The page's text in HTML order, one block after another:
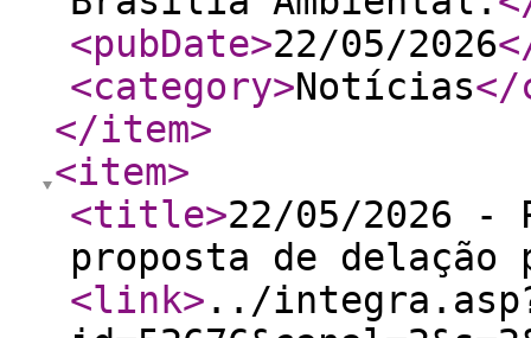
<pubDate>22/05/2026
<category>Notícias</
</item>
<item>
<title>22/05/2026 -
proposta de delação
<link> ../